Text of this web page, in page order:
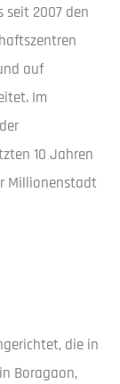
seit 2007 den
auf
Im
10 Jahren
Millionenstadt
die in
Boragaon,